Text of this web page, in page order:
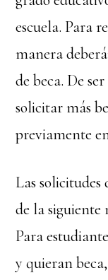
escuela. Para
manera
de beca. De
solicitar más
previamente
Las solicitudes
de la siguiente
Para
y quieran